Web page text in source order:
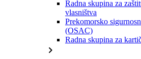
Radna skupina za
vlasništva
Prekomorsko
(OSAC)
Radna skupina za
chevron_right